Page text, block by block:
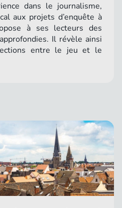
dans le journalisme,
aux projets d’enquête à
à ses lecteurs des
Il révèle ainsi
entre le jeu et le